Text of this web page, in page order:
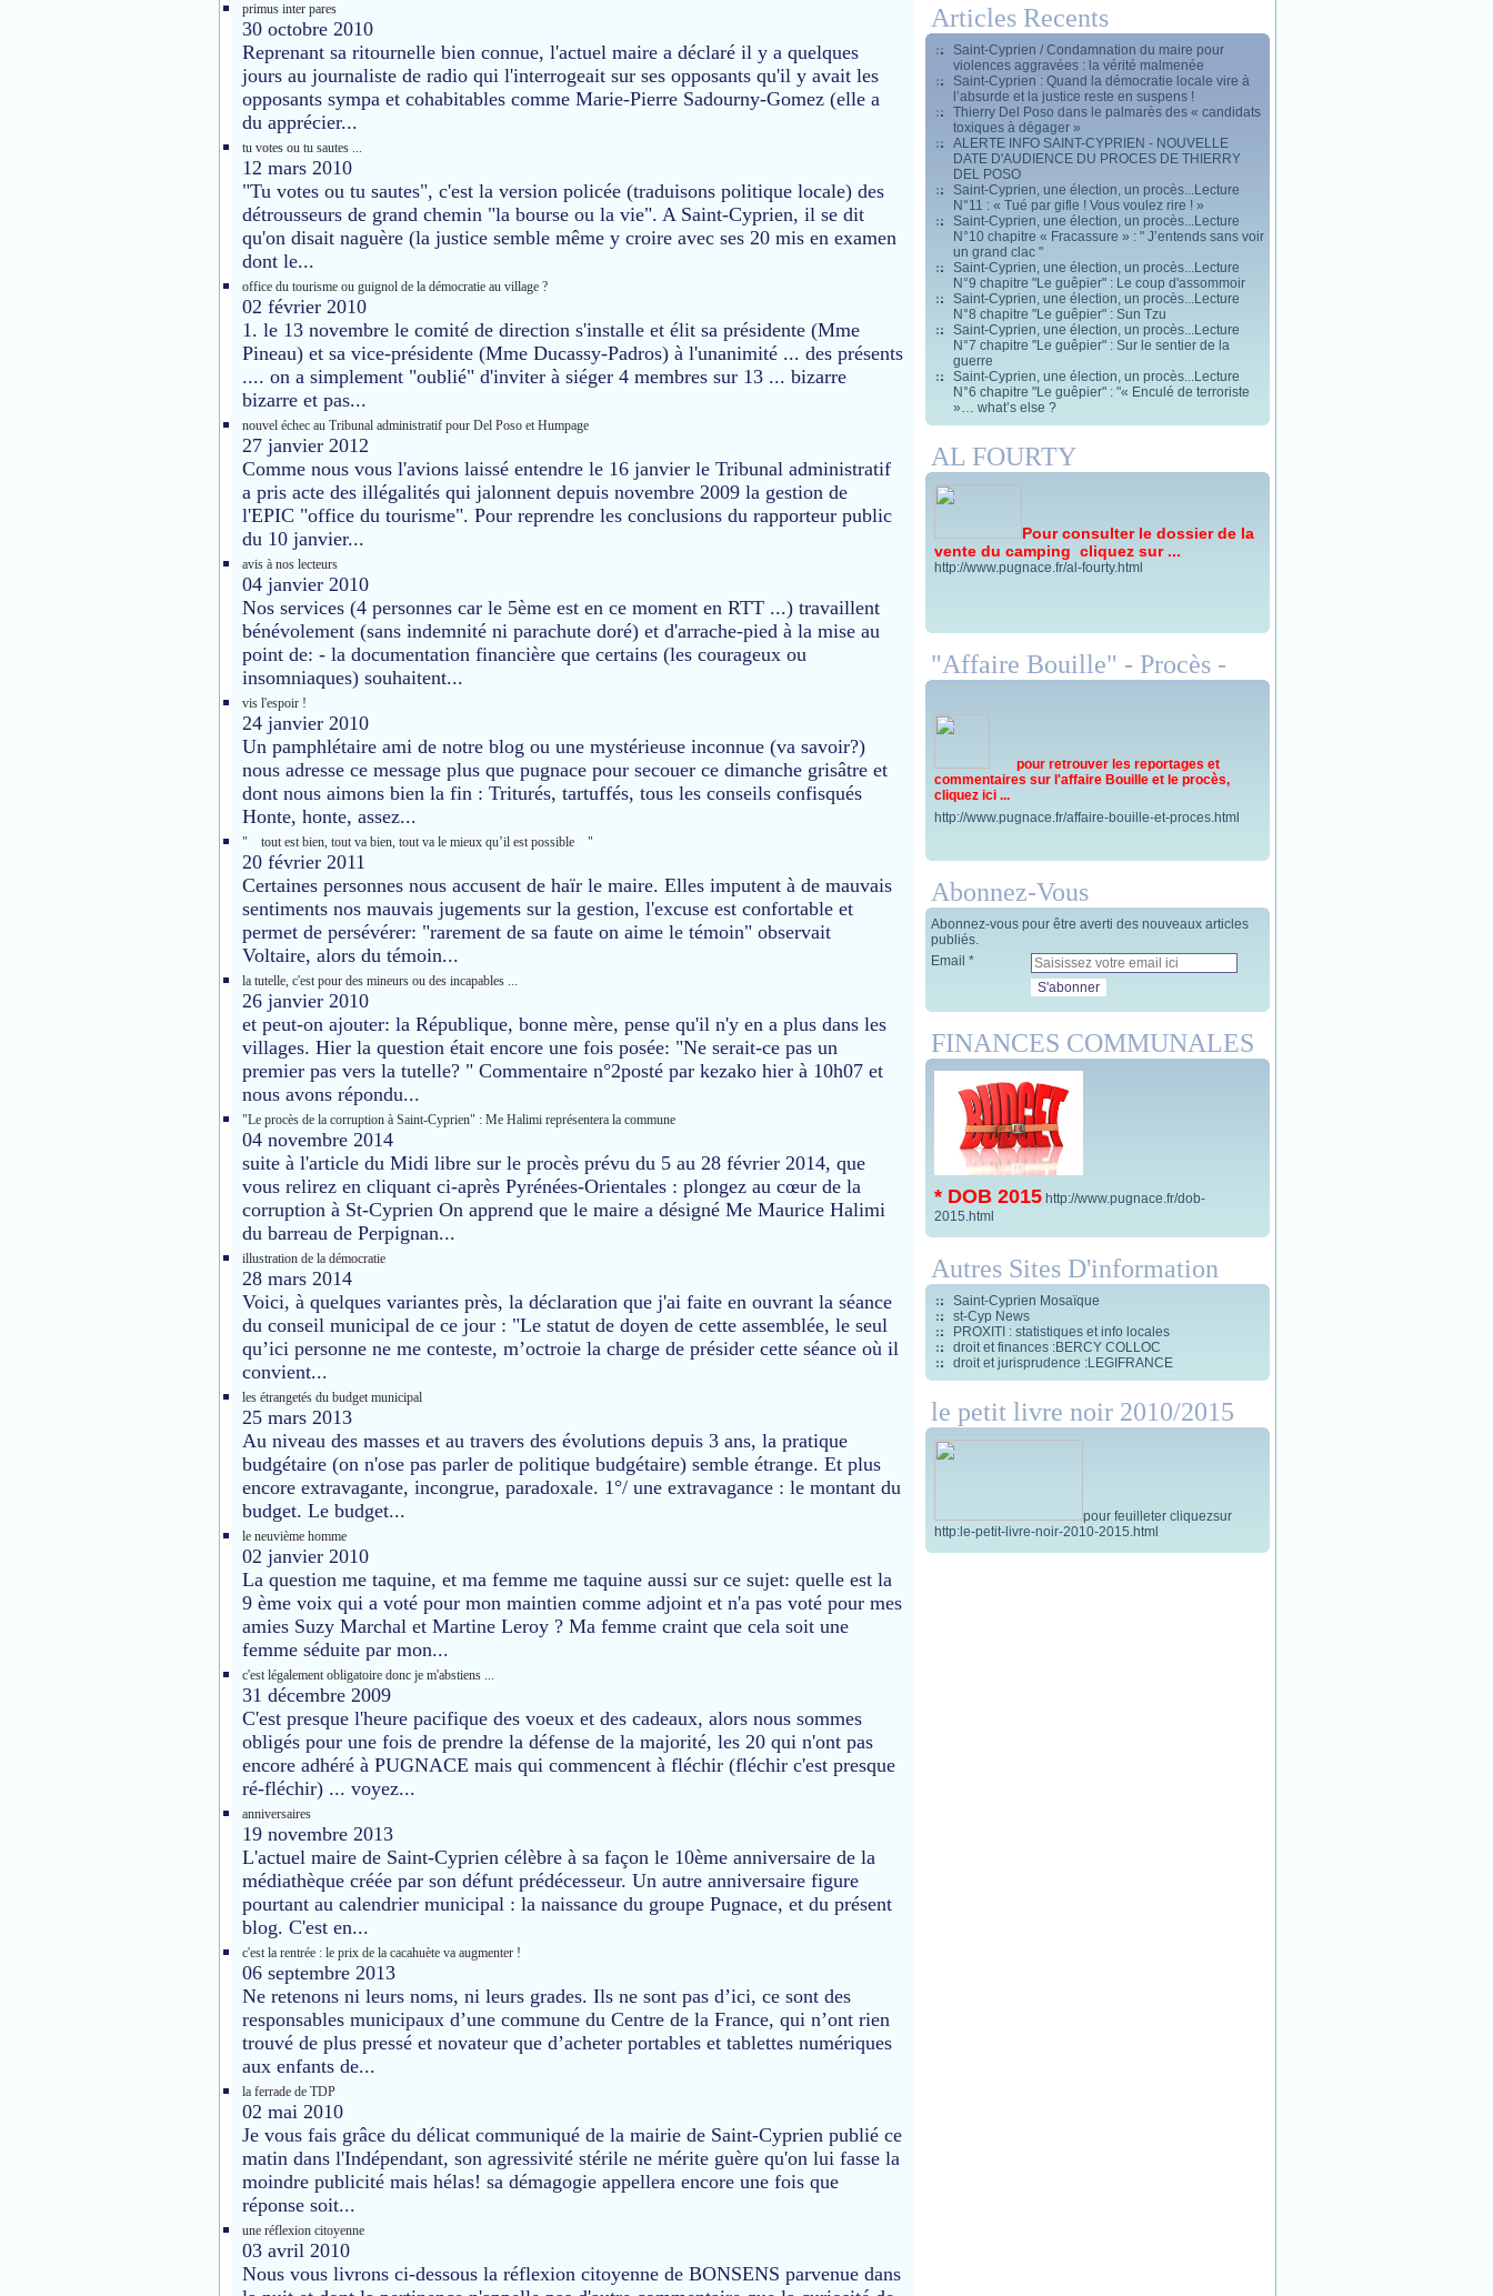
primus inter pares
30 octobre 2010
Reprenant sa ritournelle bien connue, l'actuel maire a déclaré il y a quelques
jours au journaliste de radio qui l'interrogeait sur ses opposants qu'il y avait les
opposants sympa et cohabitables comme Marie-Pierre Sadourny-Gomez (elle a
du apprécier...
tu votes ou tu sautes ...
12 mars 2010
"Tu votes ou tu sautes", c'est la version policée (traduisons politique locale) des
détrousseurs de grand chemin "la bourse ou la vie". A Saint-Cyprien, il se dit
qu'on disait naguère (la justice semble même y croire avec ses 20 mis en examen
dont le...
office du tourisme ou guignol de la démocratie au village ?
02 février 2010
1. le 13 novembre le comité de direction s'installe et élit sa présidente (Mme
Pineau) et sa vice-présidente (Mme Ducassy-Padros) à l'unanimité ... des présents
.... on a simplement "oublié" d'inviter à siéger 4 membres sur 13 ... bizarre
bizarre et pas...
nouvel échec au Tribunal administratif pour Del Poso et Humpage
27 janvier 2012
Comme nous vous l'avions laissé entendre le 16 janvier le Tribunal administratif
a pris acte des illégalités qui jalonnent depuis novembre 2009 la gestion de
l'EPIC "office du tourisme". Pour reprendre les conclusions du rapporteur public
du 10 janvier...
avis à nos lecteurs
04 janvier 2010
Nos services (4 personnes car le 5ème est en ce moment en RTT ...) travaillent
bénévolement (sans indemnité ni parachute doré) et d'arrache-pied à la mise au
point de: - la documentation financière que certains (les courageux ou
insomniaques) souhaitent...
vis l'espoir !
24 janvier 2010
Un pamphlétaire ami de notre blog ou une mystérieuse inconnue (va savoir?)
nous adresse ce message plus que pugnace pour secouer ce dimanche grisâtre et
dont nous aimons bien la fin : Triturés, tartuffés, tous les conseils confisqués
Honte, honte, assez...
" tout est bien, tout va bien, tout va le mieux qu’il est possible "
20 février 2011
Certaines personnes nous accusent de haïr le maire. Elles imputent à de mauvais
sentiments nos mauvais jugements sur la gestion, l'excuse est confortable et
permet de persévérer: "rarement de sa faute on aime le témoin" observait
Voltaire, alors du témoin...
la tutelle, c'est pour des mineurs ou des incapables ...
26 janvier 2010
et peut-on ajouter: la République, bonne mère, pense qu'il n'y en a plus dans les
villages. Hier la question était encore une fois posée: "Ne serait-ce pas un
premier pas vers la tutelle? " Commentaire n°2posté par kezako hier à 10h07 et
nous avons répondu...
"Le procès de la corruption à Saint-Cyprien" : Me Halimi représentera la commune
04 novembre 2014
suite à l'article du Midi libre sur le procès prévu du 5 au 28 février 2014, que
vous relirez en cliquant ci-après Pyrénées-Orientales : plongez au cœur de la
corruption à St-Cyprien On apprend que le maire a désigné Me Maurice Halimi
du barreau de Perpignan...
illustration de la démocratie
28 mars 2014
Voici, à quelques variantes près, la déclaration que j'ai faite en ouvrant la séance
du conseil municipal de ce jour : "Le statut de doyen de cette assemblée, le seul
qu’ici personne ne me conteste, m’octroie la charge de présider cette séance où il
convient...
les étrangetés du budget municipal
25 mars 2013
Au niveau des masses et au travers des évolutions depuis 3 ans, la pratique
budgétaire (on n'ose pas parler de politique budgétaire) semble étrange. Et plus
encore extravagante, incongrue, paradoxale. 1°/ une extravagance : le montant du
budget. Le budget...
le neuvième homme
02 janvier 2010
La question me taquine, et ma femme me taquine aussi sur ce sujet: quelle est la
9 ème voix qui a voté pour mon maintien comme adjoint et n'a pas voté pour mes
amies Suzy Marchal et Martine Leroy ? Ma femme craint que cela soit une
femme séduite par mon...
c'est légalement obligatoire donc je m'abstiens ...
31 décembre 2009
C'est presque l'heure pacifique des voeux et des cadeaux, alors nous sommes
obligés pour une fois de prendre la défense de la majorité, les 20 qui n'ont pas
encore adhéré à PUGNACE mais qui commencent à fléchir (fléchir c'est presque
ré-fléchir) ... voyez...
anniversaires
19 novembre 2013
L'actuel maire de Saint-Cyprien célèbre à sa façon le 10ème anniversaire de la
médiathèque créée par son défunt prédécesseur. Un autre anniversaire figure
pourtant au calendrier municipal : la naissance du groupe Pugnace, et du présent
blog. C'est en...
c'est la rentrée : le prix de la cacahuète va augmenter !
06 septembre 2013
Ne retenons ni leurs noms, ni leurs grades. Ils ne sont pas d’ici, ce sont des
responsables municipaux d’une commune du Centre de la France, qui n’ont rien
trouvé de plus pressé et novateur que d’acheter portables et tablettes numériques
aux enfants de...
la ferrade de TDP
02 mai 2010
Je vous fais grâce du délicat communiqué de la mairie de Saint-Cyprien publié ce
matin dans l'Indépendant, son agressivité stérile ne mérite guère qu'on lui fasse la
moindre publicité mais hélas! sa démagogie appellera encore une fois que
réponse soit...
une réflexion citoyenne
03 avril 2010
Nous vous livrons ci-dessous la réflexion citoyenne de BONSENS parvenue dans
Articles Recents
Saint-Cyprien / Condamnation du maire pour
violences aggravées : la vérité malmenée
Saint-Cyprien : Quand la démocratie locale vire à
l’absurde et la justice reste en suspens !
Thierry Del Poso dans le palmarès des « candidats
toxiques à dégager »
ALERTE INFO SAINT-CYPRIEN - NOUVELLE
DATE D'AUDIENCE DU PROCES DE THIERRY
DEL POSO
Saint-Cyprien, une élection, un procès...Lecture
N°11 : « Tué par gifle ! Vous voulez rire ! »
Saint-Cyprien, une élection, un procès...Lecture
N°10 chapitre « Fracassure » : " J’entends sans voir
un grand clac "
Saint-Cyprien, une élection, un procès...Lecture
N°9 chapitre "Le guêpier" : Le coup d'assommoir
Saint-Cyprien, une élection, un procès...Lecture
N°8 chapitre "Le guêpier" : Sun Tzu
Saint-Cyprien, une élection, un procès...Lecture
N°7 chapitre "Le guêpier" : Sur le sentier de la
guerre
Saint-Cyprien, une élection, un procès...Lecture
N°6 chapitre "Le guêpier" : "« Enculé de terroriste
»… what’s else ?
AL FOURTY
Pour consulter le dossier de la
vente du camping cliquez sur ...
http://www.pugnace.fr/al-fourty.html
"Affaire Bouille" - Procès -
pour retrouver les reportages et
commentaires sur l'affaire Bouille et le procès,
cliquez ici ...
http://www.pugnace.fr/affaire-bouille-et-proces.html
Abonnez-Vous
Abonnez-vous pour être averti des nouveaux articles
publiés.
Email
FINANCES COMMUNALES
* DOB 2015 http://www.pugnace.fr/dob-
2015.html
Autres Sites D'information
Saint-Cyprien Mosaïque
st-Cyp News
PROXITI : statistiques et info locales
droit et finances :BERCY COLLOC
droit et jurisprudence :LEGIFRANCE
le petit livre noir 2010/2015
pour feuilleter cliquezsur
http:le-petit-livre-noir-2010-2015.html